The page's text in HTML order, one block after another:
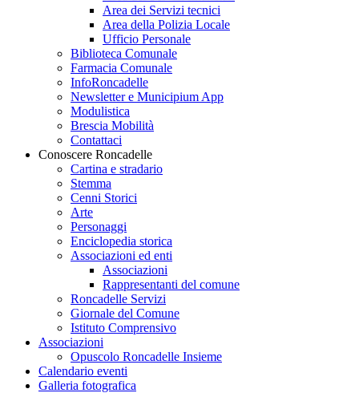
Area dei Servizi tecnici
Area della Polizia Locale
Ufficio Personale
Biblioteca Comunale
Farmacia Comunale
InfoRoncadelle
Newsletter e Municipium App
Modulistica
Brescia Mobilità
Contattaci
Conoscere Roncadelle
Cartina e stradario
Stemma
Cenni Storici
Arte
Personaggi
Enciclopedia storica
Associazioni ed enti
Associazioni
Rappresentanti del comune
Roncadelle Servizi
Giornale del Comune
Istituto Comprensivo
Associazioni
Opuscolo Roncadelle Insieme
Calendario eventi
Galleria fotografica